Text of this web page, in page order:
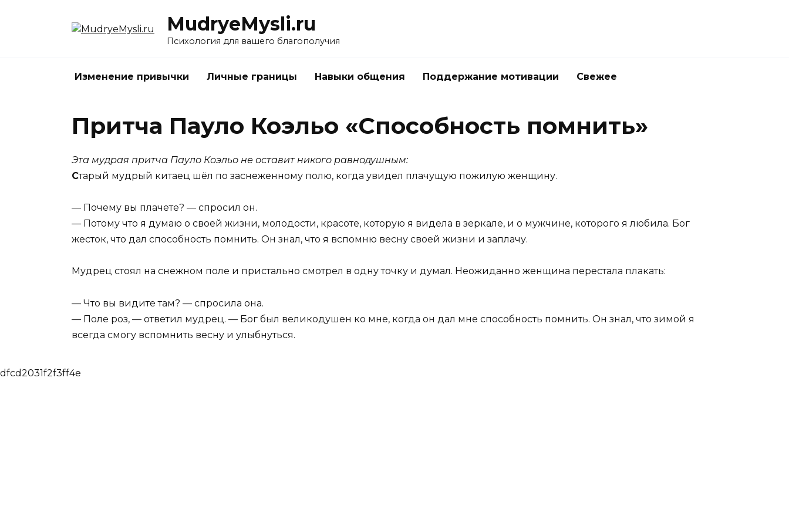
MudryeMysli.ru
Психология для вашего благополучия
Изменение привычки Личные границы Навыки общения Поддержание мотивации Свежее
Притча Пауло Коэльо «Способность помнить»
Эта мудрая притча Пауло Коэльо не оставит никого равнодушным:
Старый мудрый китаец шёл по заснеженному полю, когда увидел плачущую пожилую женщину.
— Почему вы плачете? — спросил он.
— Потому что я думаю о своей жизни, молодости, красоте, которую я видела в зеркале, и о мужчине, которого я любила. Бог
жесток, что дал способность помнить. Он знал, что я вспомню весну своей жизни и заплачу.
Мудрец стоял на снежном поле и пристально смотрел в одну точку и думал. Неожиданно женщина перестала плакать:
— Что вы видите там? — спросила она.
— Поле роз, — ответил мудрец. — Бог был великодушен ко мне, когда он дал мне способность помнить. Он знал, что зимой я
всегда смогу вспомнить весну и улыбнуться.
dfcd2031f2f3ff4e